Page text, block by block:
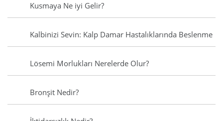
Kusmaya Ne iyi Gelir?
Kalbinizi Sevin: Kalp Damar Hastalıklarında Beslenme
Lösemi Morlukları Nerelerde Olur?
Bronşit Nedir?